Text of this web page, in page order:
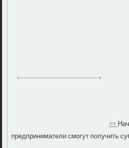
>>
предприниматели смогут получить